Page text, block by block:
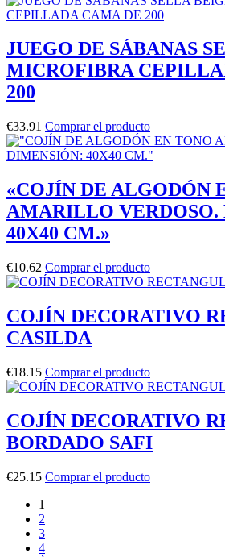
JUEGO DE SÁBANAS
MICROFIBRA
200
€33.91 Comprar el producto
«COJÍN DE ALGODÓN
AMARILLO VERDOSO.
40X40 CM.»
€10.62 Comprar el producto
COJÍN DECORATIVO
CASILDA
€18.15 Comprar el producto
COJÍN DECORATIVO
BORDADO SAFI
€25.15 Comprar el producto
1
2
3
4